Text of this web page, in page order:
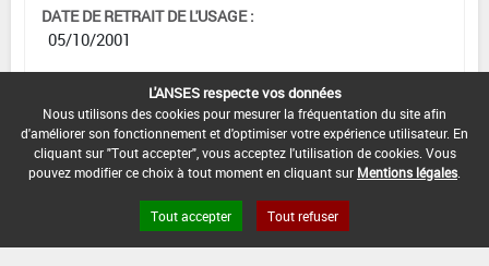
DATE DE RETRAIT DE L'USAGE :
05/10/2001
-
DATE DE FIN D'UTILISATION :
-
L'ANSES respecte vos données
Nous utilisons des cookies pour mesurer la fréquentation du site afin
d'améliorer son fonctionnement et d'optimiser votre expérience utilisateur. En
cliquant sur "Tout accepter", vous acceptez l'utilisation de cookies. Vous
pouvez modifier ce choix à tout moment en cliquant sur Mentions légales
Tout accepter Tout refuser